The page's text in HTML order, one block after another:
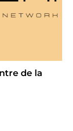
de la